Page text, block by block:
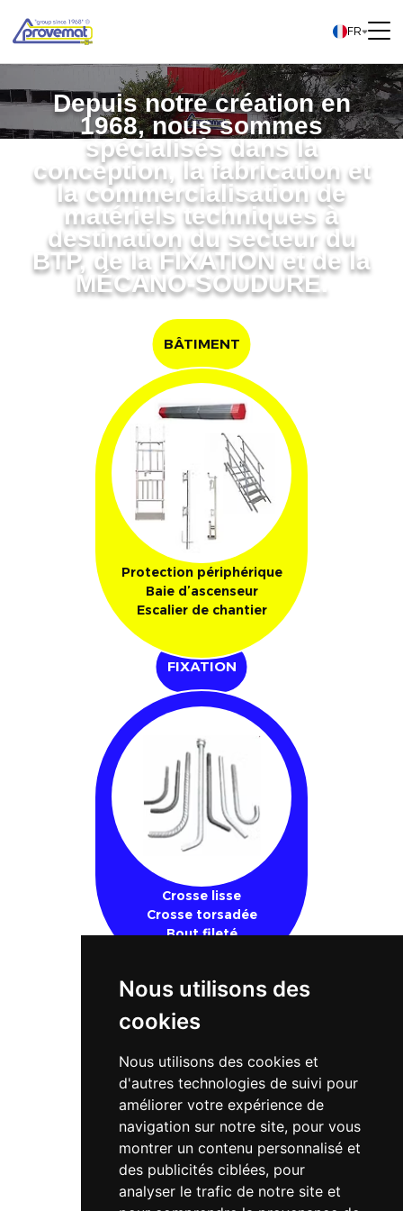
Nous utilisons des
cookies
Nous utilisons des cookies et
d'autres technologies de suivi pour
améliorer votre expérience de
navigation sur notre site, pour vous
montrer un contenu personnalisé et
des publicités ciblées, pour
analyser le trafic de notre site et
FR
Depuis notre création en
1968, nous sommes
spécialisés dans la
conception, la fabrication et
la commercialisation de
matériels techniques à
destination du secteur du
BTP, de la FIXATION et de la
MÉCANO-SOUDURE.
BÂTIMENT
Protection périphérique
Baie d’ascenseur
Escalier de chantier
FIXATION
Crosse lisse
Crosse torsadée
Bout fileté
MÉCANO-SOUDURE